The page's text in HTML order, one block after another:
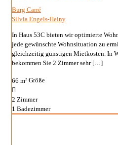
Burg Carré
Silvia Engels-Heiny
In Haus 53C bieten wir optimierte
jede gewünschte Wohnsituation zu
gleichzeitig günstigen Mietkosten. In
bekommen Sie 2 Zimmer sehr[…]
66 m2 Größe
2 Zimmer
1 Badezimmer